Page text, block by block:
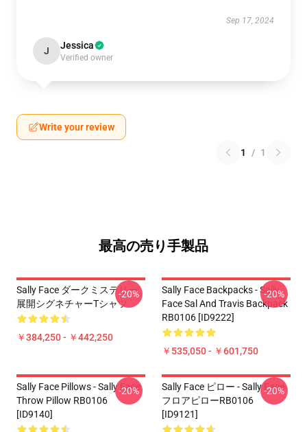
Sep 17, 2024
J Jessica
Verified owner
Write your review
1 / 1
最高の売り手製品
Sally Face ダークミステリー
展開シグネチャーTシャツ
￥384,250 - ￥442,250
-20%
Sally Face Backpacks - Sally
Face Sal And Travis Backpack
RB0106 [ID9222]
￥535,050 - ￥601,750
-20%
Sally Face Pillows - Sally Face.
Throw Pillow RB0106
[ID9140]
-20%
Sally Face ピロー - Sally Face
フロアピローRB0106
[ID9121]
-20%